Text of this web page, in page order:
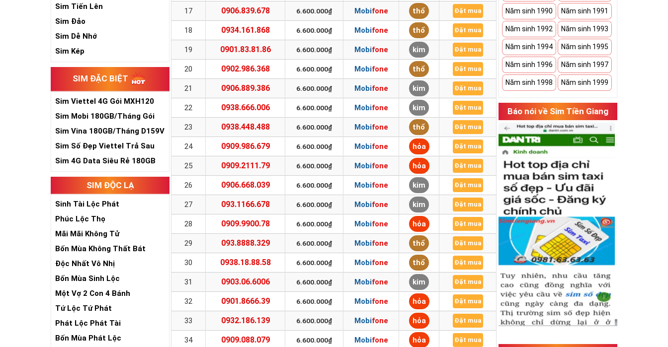
Sim Tiến Lên
Sim Đảo
Sim Dễ Nhớ
Sim Kép
SIM ĐẶC BIỆT
Sim Viettel 4G Gói MXH120
Siêu Rẻ
Sim Mobi 180GB/Tháng Gói
TK159
Sim Vina 180GB/Tháng D159V
Sim Số Đẹp Viettel Trả Sau
Sim 4G Data Siêu Rẻ 180GB
SIM ĐỘC LẠ
Sinh Tài Lộc Phát
Phúc Lộc Thọ
Mãi Mãi Không Tử
Bốn Mùa Không Thất Bát
Độc Nhất Vô Nhị
Bốn Mùa Sinh Lộc
Một Vợ 2 Con 4 Bánh
Tứ Lộc Tứ Phát
Phát Lộc Phát Tài
Bốn Mùa Phát Lộc
17 0906.839.678 6.600.000₫ Mobifone thổ Đặt mua
18 0934.161.868 6.600.000₫ Mobifone thổ Đặt mua
19 0901.83.81.86 6.600.000₫ Mobifone kim Đặt mua
20 0902.986.368 6.600.000₫ Mobifone thổ Đặt mua
21 0906.889.386 6.600.000₫ Mobifone kim Đặt mua
22 0938.666.006 6.600.000₫ Mobifone kim Đặt mua
23 0938.448.488 6.600.000₫ Mobifone thổ Đặt mua
24 0909.986.679 6.600.000₫ Mobifone hỏa Đặt mua
25 0909.2111.79 6.600.000₫ Mobifone hỏa Đặt mua
26 0906.668.039 6.600.000₫ Mobifone kim Đặt mua
27 093.1166.678 6.600.000₫ Mobifone kim Đặt mua
28 0909.9900.78 6.600.000₫ Mobifone hỏa Đặt mua
29 093.8888.329 6.600.000₫ Mobifone thổ Đặt mua
30 0938.18.88.58 6.600.000₫ Mobifone thổ Đặt mua
31 0903.06.6006 6.600.000₫ Mobifone kim Đặt mua
32 0901.8666.39 6.600.000₫ Mobifone hỏa Đặt mua
33 0932.186.139 6.600.000₫ Mobifone hỏa Đặt mua
34 0909.088.079 6.600.000₫ Mobifone hỏa Đặt mua
Năm sinh 1990 Năm sinh 1991
Năm sinh 1992 Năm sinh 1993
Năm sinh 1994 Năm sinh 1995
Năm sinh 1996 Năm sinh 1997
Năm sinh 1998 Năm sinh 1999
Báo nói về Sim Tiền Giang